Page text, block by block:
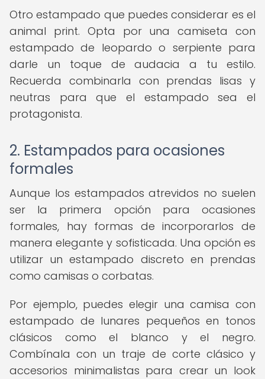
Otro estampado que puedes considerar es el
animal print. Opta por una camiseta con
estampado de leopardo o serpiente para
darle un toque de audacia a tu estilo.
Recuerda combinarla con prendas lisas y
neutras para que el estampado sea el
protagonista.
2. Estampados para ocasiones
formales
Aunque los estampados atrevidos no suelen
ser la primera opción para ocasiones
formales, hay formas de incorporarlos de
manera elegante y sofisticada. Una opción es
utilizar un estampado discreto en prendas
como camisas o corbatas.
Por ejemplo, puedes elegir una camisa con
estampado de lunares pequeños en tonos
clásicos como el blanco y el negro.
Combínala con un traje de corte clásico y
accesorios minimalistas para crear un look